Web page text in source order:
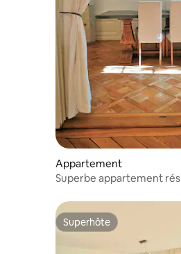
Appartement
Superbe appartement
Superhôte
Superhôte